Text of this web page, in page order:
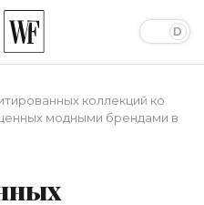
коллекций ко
модными брендами в